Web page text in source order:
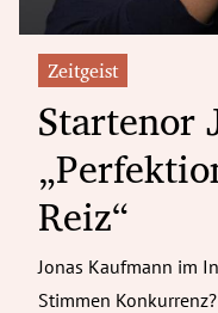
Zeitgeist
Startenor
Reiz“
Jonas Kaufmann im
Stimmen